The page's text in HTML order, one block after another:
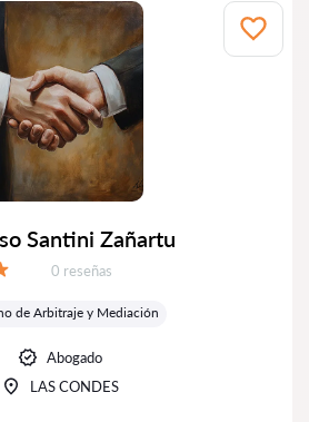
Santini Zañartu
Número de reseñas:
0 reseñas
de Arbitraje y Mediación
Abogado
LAS CONDES